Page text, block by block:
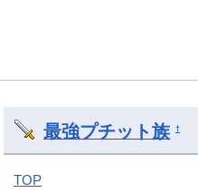
最強プチット族 †
TOP